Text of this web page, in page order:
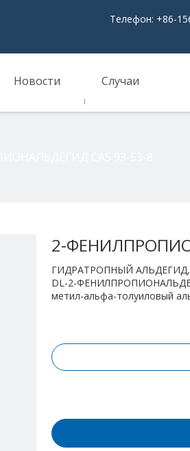
Телефон: +86-
Новости Случаи
2-
ГИДРАТРОПНЫЙ АЛЬДЕГИД,
DL-2-
метил-альфа-толуиловый